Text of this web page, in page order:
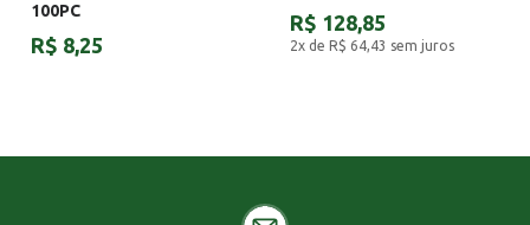
100PC
R$ 8,25
R$ 128,85
2x de R$ 64,43 sem juros